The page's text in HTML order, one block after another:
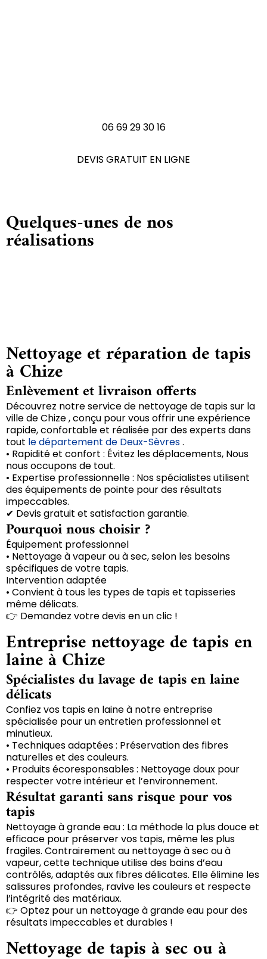
06 69 29 30 16
DEVIS GRATUIT EN LIGNE
Quelques-unes de nos
réalisations
Nettoyage et réparation de tapis
à Chize
Enlèvement et livraison offerts
Découvrez notre service de nettoyage de tapis sur la
ville de Chize , conçu pour vous offrir une expérience
rapide, confortable et réalisée par des experts dans
tout le département de Deux-Sèvres.
• Rapidité et confort : Évitez les déplacements, Nous
nous occupons de tout.
• Expertise professionnelle : Nos spécialistes utilisent
des équipements de pointe pour des résultats
impeccables.
✔ Devis gratuit et satisfaction garantie.
Pourquoi nous choisir ?
Équipement professionnel
• Nettoyage à vapeur ou à sec, selon les besoins
spécifiques de votre tapis.
Intervention adaptée
• Convient à tous les types de tapis et tapisseries
même délicats.
👉 Demandez votre devis en un clic !
Entreprise nettoyage de tapis en
laine à Chize
Spécialistes du lavage de tapis en laine
délicats
Confiez vos tapis en laine à notre entreprise
spécialisée pour un entretien professionnel et
minutieux.
• Techniques adaptées : Préservation des fibres
naturelles et des couleurs.
• Produits écoresponsables : Nettoyage doux pour
respecter votre intérieur et l’environnement.
Résultat garanti sans risque pour vos
tapis
Nettoyage à grande eau : La méthode la plus douce et
efficace pour préserver vos tapis, même les plus
fragiles. Contrairement au nettoyage à sec ou à
vapeur, cette technique utilise des bains d’eau
contrôlés, adaptés aux fibres délicates. Elle élimine les
salissures profondes, ravive les couleurs et respecte
l’intégrité des matériaux.
👉 Optez pour un nettoyage à grande eau pour des
résultats impeccables et durables !
Nettoyage de tapis à sec ou à